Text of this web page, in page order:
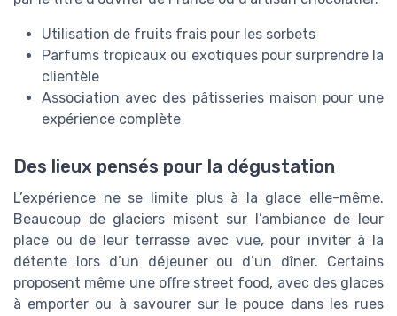
Utilisation de fruits frais pour les sorbets
Parfums tropicaux ou exotiques pour surprendre la
clientèle
Association avec des pâtisseries maison pour une
expérience complète
Des lieux pensés pour la dégustation
L’expérience ne se limite plus à la glace elle-même.
Beaucoup de glaciers misent sur l’ambiance de leur
place ou de leur terrasse avec vue, pour inviter à la
détente lors d’un déjeuner ou d’un dîner. Certains
proposent même une offre street food, avec des glaces
à emporter ou à savourer sur le pouce dans les rues